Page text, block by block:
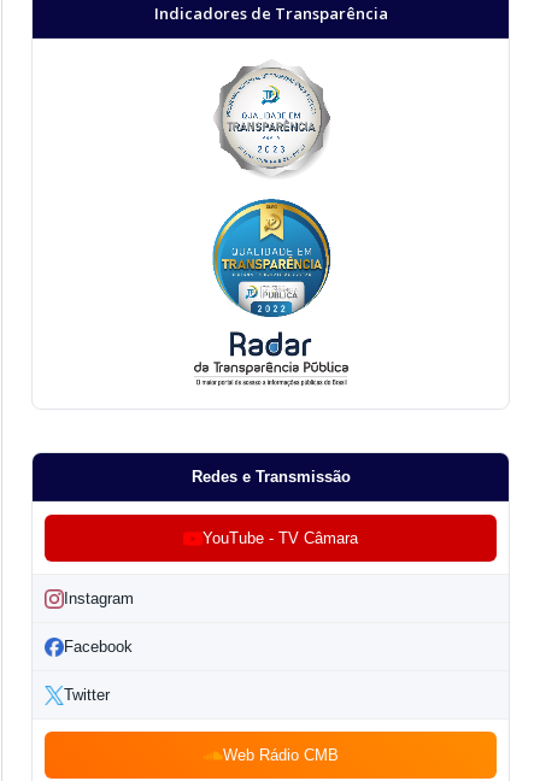
Indicadores de Transparência
Redes e Transmissão
YouTube - TV Câmara
Instagram
Facebook
Twitter
Web Rádio CMB